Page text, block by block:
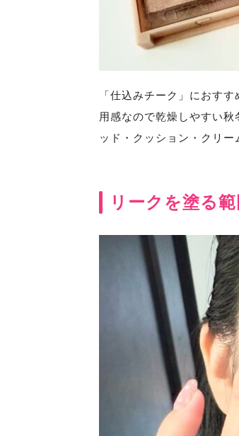
「仕込みチーク」におす
用感なので乾燥しやすい
ッド・クッション・クリー
リークを塗る範